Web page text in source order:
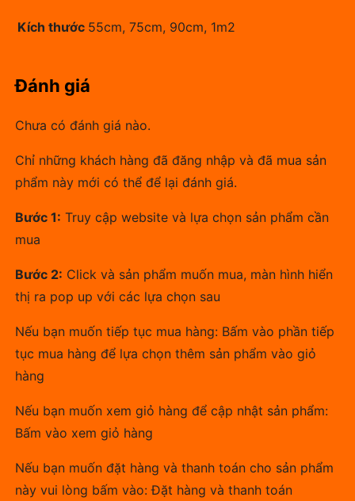
Kích thước 55cm, 75cm, 90cm, 1m2
Đánh giá
Chưa có đánh giá nào.
Chỉ những khách hàng đã đăng nhập và đã mua sản
phẩm này mới có thể để lại đánh giá.
Bước 1: Truy cập website và lựa chọn sản phẩm cần
mua
Bước 2: Click và sản phẩm muốn mua, màn hình hiển
thị ra pop up với các lựa chọn sau
Nếu bạn muốn tiếp tục mua hàng: Bấm vào phần tiếp
tục mua hàng để lựa chọn thêm sản phẩm vào giỏ
hàng
Nếu bạn muốn xem giỏ hàng để cập nhật sản phẩm:
Bấm vào xem giỏ hàng
Nếu bạn muốn đặt hàng và thanh toán cho sản phẩm
này vui lòng bấm vào: Đặt hàng và thanh toán